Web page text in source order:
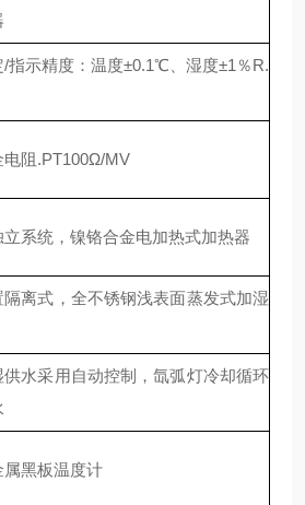
/指示精度：温度±0.1℃、湿度±1％R.
电阻.PT100Ω/MV
立系统，镍铬合金电加热式加热器
隔离式，全不锈钢浅表面蒸发式加湿
供水采用自动控制，氙弧灯冷却循环
属黑板温度计